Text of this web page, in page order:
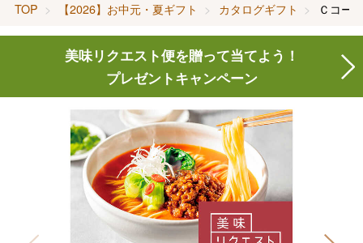
TOP 【2026】お中元・夏ギフト カタログギフト Ｃコー
美味リクエスト便を贈って当てよう！
プレゼントキャンペーン